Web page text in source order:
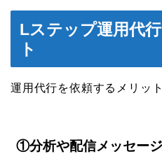
Lステップ運用代
ト
運用代行を依頼するメリッ
①分析や配信メッセー